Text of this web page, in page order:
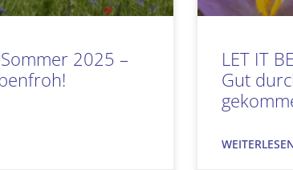
Sommer 2025 –
LET IT
Gut